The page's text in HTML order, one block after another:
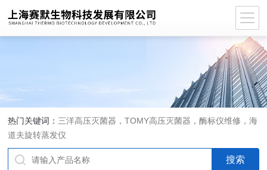
热门关键词： 三洋高压灭菌器，TOMY高压灭菌器，酶标仪维修，海
道夫旋转蒸发仪